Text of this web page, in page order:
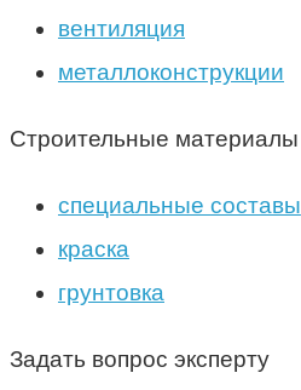
вентиляция
металлоконструкции
Строительные материалы
специальные составы
краска
грунтовка
Задать вопрос эксперту